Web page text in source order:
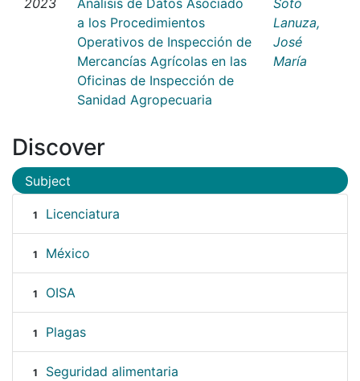
a los Procedimientos
Operativos de Inspección de
Mercancías Agrícolas en las
Oficinas de Inspección de
Sanidad Agropecuaria
Lanuza,
José
María
Discover
Subject
1 Licenciatura
1 México
1 OISA
1 Plagas
1 Seguridad alimentaria